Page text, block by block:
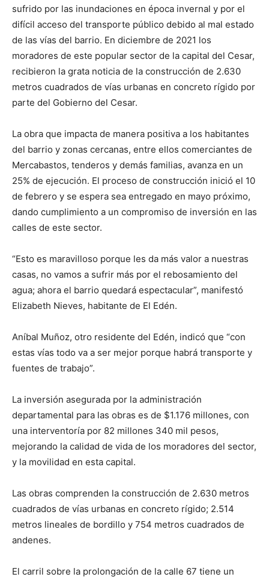
sufrido por las inundaciones en época invernal y por el
difícil acceso del transporte público debido al mal estado
de las vías del barrio. En diciembre de 2021 los
moradores de este popular sector de la capital del Cesar,
recibieron la grata noticia de la construcción de 2.630
metros cuadrados de vías urbanas en concreto rígido por
parte del Gobierno del Cesar.
La obra que impacta de manera positiva a los habitantes
del barrio y zonas cercanas, entre ellos comerciantes de
Mercabastos, tenderos y demás familias, avanza en un
25% de ejecución. El proceso de construcción inició el 10
de febrero y se espera sea entregado en mayo próximo,
dando cumplimiento a un compromiso de inversión en las
calles de este sector.
“Esto es maravilloso porque les da más valor a nuestras
casas, no vamos a sufrir más por el rebosamiento del
agua; ahora el barrio quedará espectacular”, manifestó
Elizabeth Nieves, habitante de El Edén.
Aníbal Muñoz, otro residente del Edén, indicó que “con
estas vías todo va a ser mejor porque habrá transporte y
fuentes de trabajo”.
La inversión asegurada por la administración
departamental para las obras es de $1.176 millones, con
una interventoría por 82 millones 340 mil pesos,
mejorando la calidad de vida de los moradores del sector,
y la movilidad en esta capital.
Las obras comprenden la construcción de 2.630 metros
cuadrados de vías urbanas en concreto rígido; 2.514
metros lineales de bordillo y 754 metros cuadrados de
andenes.
El carril sobre la prolongación de la calle 67 tiene un